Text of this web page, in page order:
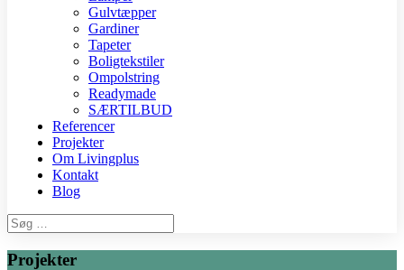
Gulvtæpper
Gardiner
Tapeter
Boligtekstiler
Ompolstring
Readymade
SÆRTILBUD
Referencer
Projekter
Om Livingplus
Kontakt
Blog
Projekter